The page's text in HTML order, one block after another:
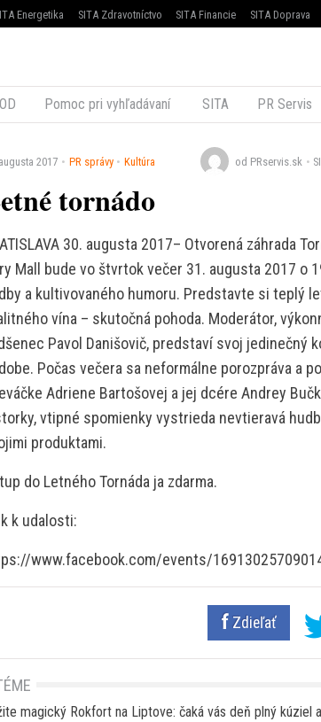
Energetika SITA Zdravotníctvo SITA Financie SITA Doprava
Pomoc pri vyhľadávaní SITA PR Servis
2017 PR správy Kultúra od PRservis.sk
tornádo
30. augusta 2017– Otvorená záhrada
Mall bude vo štvrtok večer 31. augusta 2017 o
a kultivovaného humoru. Predstavte si teplý
vína – skutočná pohoda. Moderátor,
Pavol Danišovič, predstaví svoj jedinečný
Počas večera sa neformálne porozpráva a
Adriene Bartošovej a jej dcére Andrey
vtipné spomienky vystrieda nevtieravá
produktami.
do Letného Tornáda ja zdarma.
k udalosti:
www.facebook.com/events/
Zdieľať
magický Rokfort na Liptove: čaká vás deň plný kúziel